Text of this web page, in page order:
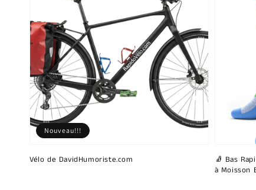
Vélo de DavidHumoriste.com
Nouveau!!!
🧦 Bas
à Moisson